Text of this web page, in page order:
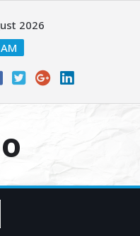
2026